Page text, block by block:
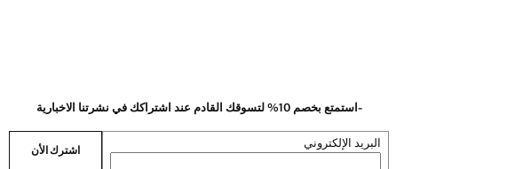
-استمتع بخصم 10% لتسوقك القادم عند اشتراكك في نشرتنا الاخبارية
البريد الإلكتروني اشترك الأن